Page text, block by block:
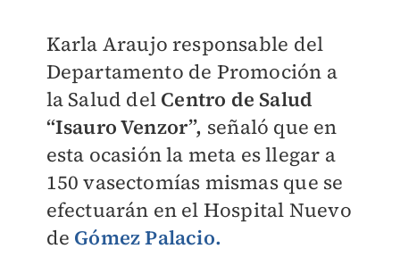
Karla Araujo responsable del
Departamento de Promoción a
la Salud del Centro de Salud
“Isauro Venzor”, señaló que en
esta ocasión la meta es llegar a
150 vasectomías mismas que se
efectuarán en el Hospital Nuevo
de Gómez Palacio.